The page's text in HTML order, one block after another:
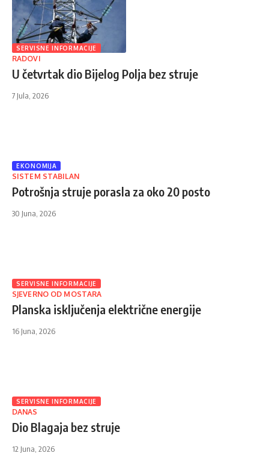
SERVISNE INFORMACIJE
RADOVI
U četvrtak dio Bijelog Polja bez struje
7 Jula, 2026
EKONOMIJA
SISTEM STABILAN
Potrošnja struje porasla za oko 20 posto
30 Juna, 2026
SERVISNE INFORMACIJE
SJEVERNO OD MOSTARA
Planska isključenja električne energije
16 Juna, 2026
SERVISNE INFORMACIJE
DANAS
Dio Blagaja bez struje
12 Juna, 2026